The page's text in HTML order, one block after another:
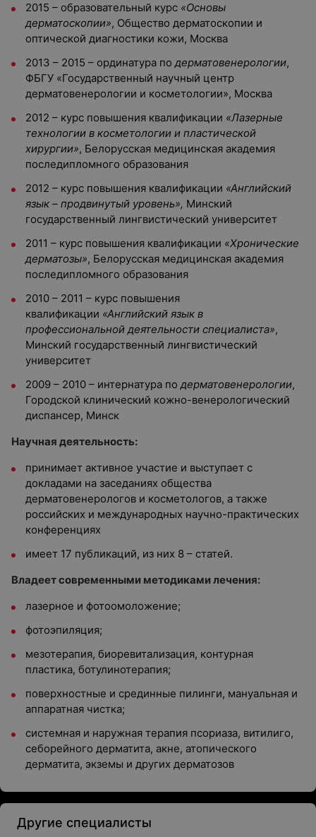
2015 – образовательный курс «Основы
дерматоскопии», Общество дерматоскопии и
оптической диагностики кожи, Москва
2013 – 2015 – ординатура подерматовенерологии,
ФБГУ «Государственный научный центр
дерматовенерологии и косметологии», Москва
2012 – курс повышения квалификации «Лазерные
технологии в косметологии и пластической
хирургии», Белорусская медицинская академия
последипломного образования
2012 – курс повышения квалификации «Английский
язык – продвинутый уровень», Минский
государственный лингвистический университет
2011 – курс повышения квалификации «Хронические
дерматозы», Белорусская медицинская академия
последипломного образования
2010 – 2011 – курс повышения
квалификации «Английский язык в
профессиональной деятельности специалиста»,
Минский государственный лингвистический
университет
2009 – 2010 – интернатура подерматовенерологии,
Городской клинический кожно-венерологический
диспансер, Минск
Научная деятельность:
принимает активное участие и выступает с
докладами на заседаниях общества
дерматовенерологов и косметологов, а также
российских и международных научно-практических
конференциях
имеет 17 публикаций, из них 8 – статей.
Владеет современными методиками лечения:
лазерное и фотоомоложение;
фотоэпиляция;
мезотерапия, биоревитализация, контурная
пластика, ботулинотерапия;
поверхностные и срединные пилинги, мануальная и
аппаратная чистка;
системная и наружная терапия псориаза, витилиго,
себорейного дерматита, акне, атопического
дерматита, экземы и других дерматозов
Другие специалисты